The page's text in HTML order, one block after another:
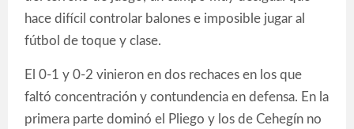
hace difícil controlar balones e imposible jugar al
fútbol de toque y clase.
El 0-1 y 0-2 vinieron en dos rechaces en los que
faltó concentración y contundencia en defensa. En la
primera parte dominó el Pliego y los de Cehegín no